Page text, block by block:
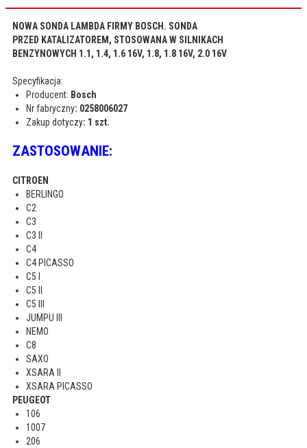
NOWA SONDA LAMBDA FIRMY BOSCH. SONDA
PRZED KATALIZATOREM, STOSOWANA W SILNIKACH
BENZYNOWYCH 1.1, 1.4, 1.6 16V, 1.8, 1.8 16V, 2.0 16V
Specyfikacja:
Producent: Bosch
Nr fabryczny: 0258006027
Zakup dotyczy: 1 szt.
ZASTOSOWANIE:
CITROEN
BERLINGO
C2
C3
C3 II
C4
C4 PICASSO
C5 I
C5 II
C5 III
JUMPU III
NEMO
C8
SAXO
XSARA II
XSARA PICASSO
PEUGEOT
106
1007
206